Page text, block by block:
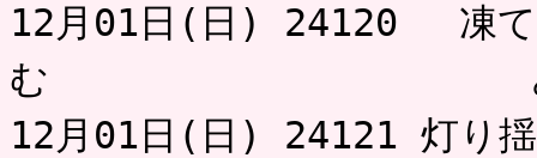
12月01日(日) 24120 凍て
む みの
12月01日(日) 24121 灯り揺